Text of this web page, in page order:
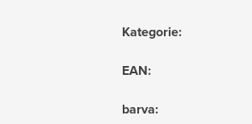
Kategorie:
EAN:
barva: